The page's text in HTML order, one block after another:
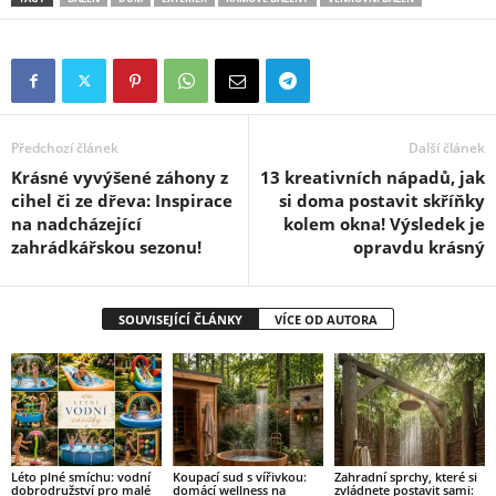
Předchozí článek
Krásné vyvýšené záhony z
cihel či ze dřeva: Inspirace
na nadcházející
zahrádkářskou sezonu!
Další článek
13 kreativních nápadů, jak
si doma postavit skříňky
kolem okna! Výsledek je
opravdu krásný
SOUVISEJÍCÍ ČLÁNKY VÍCE OD AUTORA
Léto plné smíchu: vodní
dobrodružství pro malé
Koupací sud s vířivkou:
domácí wellness na
Zahradní sprchy, které si
zvládnete postavit sami: